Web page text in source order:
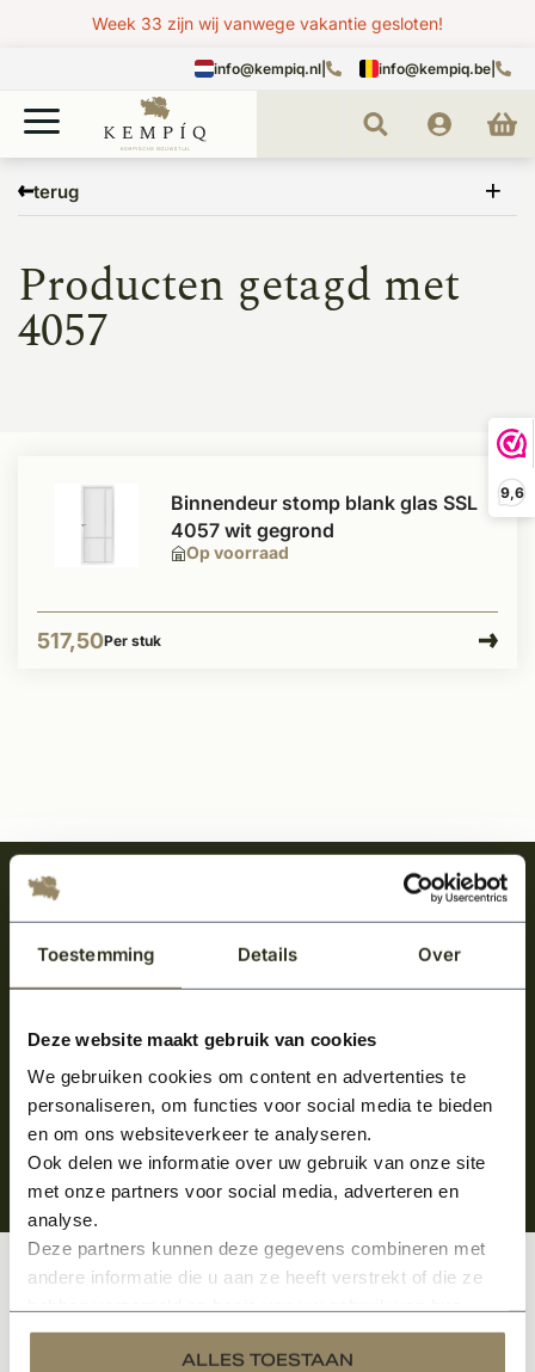
Toestemming Details Over
Deze website maakt gebruik van cookies
We gebruiken cookies om content en advertenties te
personaliseren, om functies voor social media te bieden
en om ons websiteverkeer te analyseren.
Ook delen we informatie over uw gebruik van onze site
met onze partners voor social media, adverteren en
analyse.
Deze partners kunnen deze gegevens combineren met
andere informatie die u aan ze heeft verstrekt of die ze
services.
ALLES TOESTAAN
9,6
Week 33 zijn wij vanwege vakantie gesloten!
info@kempiq.nl info@kempiq.be
terug
4057
Producten getagd met
4057
Op voorraad
Binnendeur stomp blank glas SSL
4057 wit gegrond
517,50Per stuk
Meld je aan en ontvang het laatste nieuws
over onze kempische bouwstijl!
Aanmelden voor de nieuwsbrief
Klantenservice